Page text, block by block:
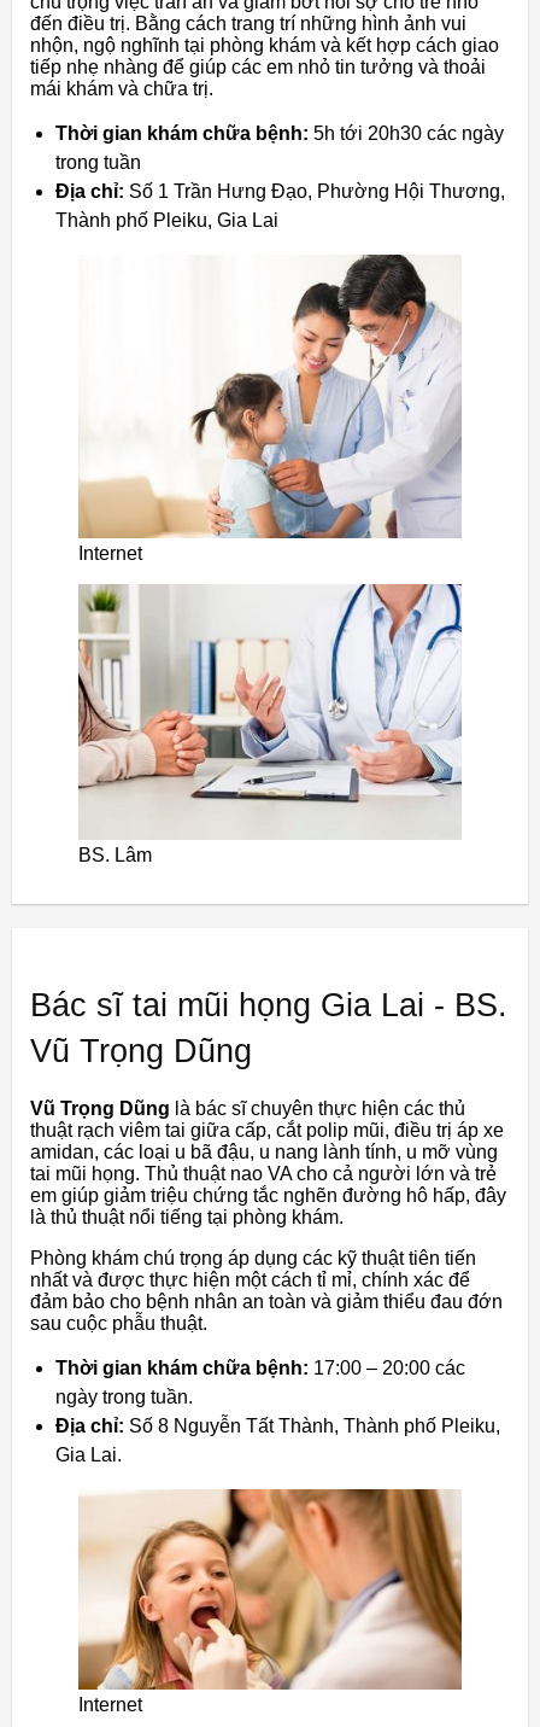
đến điều trị. Bằng cách trang trí những hình ảnh vui
nhộn, ngộ nghĩnh tại phòng khám và kết hợp cách giao
tiếp nhẹ nhàng để giúp các em nhỏ tin tưởng và thoải
mái khám và chữa trị.
Thời gian khám chữa bệnh: 5h tới 20h30 các ngày
trong tuần
Địa chỉ: Số 1 Trần Hưng Đạo, Phường Hội Thương,
Thành phố Pleiku, Gia Lai
Internet
BS. Lâm
Bác sĩ tai mũi họng Gia Lai - BS.
Vũ Trọng Dũng
Vũ Trọng Dũng là bác sĩ chuyên thực hiện các thủ
thuật rạch viêm tai giữa cấp, cắt polip mũi, điều trị áp xe
amidan, các loại u bã đậu, u nang lành tính, u mỡ vùng
tai mũi họng. Thủ thuật nao VA cho cả người lớn và trẻ
em giúp giảm triệu chứng tắc nghẽn đường hô hấp, đây
là thủ thuật nổi tiếng tại phòng khám.
Phòng khám chú trọng áp dụng các kỹ thuật tiên tiến
nhất và được thực hiện một cách tỉ mỉ, chính xác để
đảm bảo cho bệnh nhân an toàn và giảm thiểu đau đớn
sau cuộc phẫu thuật.
Thời gian khám chữa bệnh: 17:00 – 20:00 các
ngày trong tuần.
Địa chỉ: Số 8 Nguyễn Tất Thành, Thành phố Pleiku,
Gia Lai.
Internet